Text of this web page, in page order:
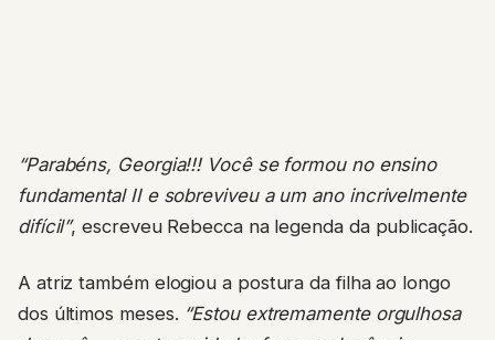
“Parabéns, Georgia!!! Você se formou no ensino
fundamental II e sobreviveu a um ano incrivelmente
difícil”, escreveu Rebecca na legenda da publicação.
A atriz também elogiou a postura da filha ao longo
dos últimos meses. “Estou extremamente orgulhosa